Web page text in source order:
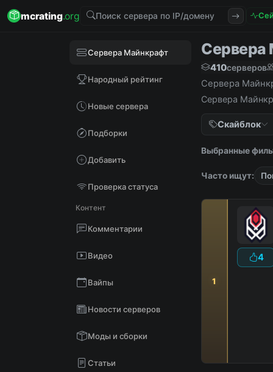
mcrating.org
Сервера Майнкрафт
Народный рейтинг
Новые сервера
Подборки
Добавить
Проверка статуса
Контент
Комментарии
Видео
Вайпы
Новости серверов
Моды и сборки
Статьи
Сервера
410серверов
Сервера
Сервера
Скайблок
Выбранные
Часто ищут:
1
4